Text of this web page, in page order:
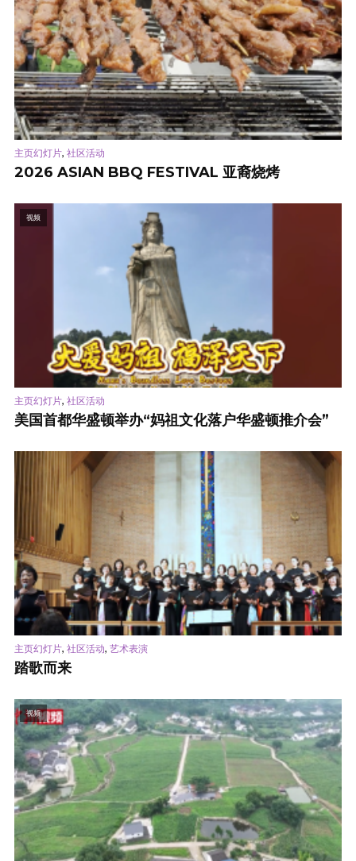
主页幻灯片, 社区活动
2026 ASIAN BBQ FESTIVAL 亚裔烧烤
视频
主页幻灯片, 社区活动
美国首都华盛顿举办“妈祖文化落户华盛顿推介会”
主页幻灯片, 社区活动, 艺术表演
踏歌而来
视频